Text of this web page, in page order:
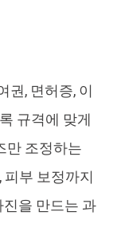
권, 면허증, 이
규격에 맞게
만 조정하는
부 보정까지
을 만드는 과